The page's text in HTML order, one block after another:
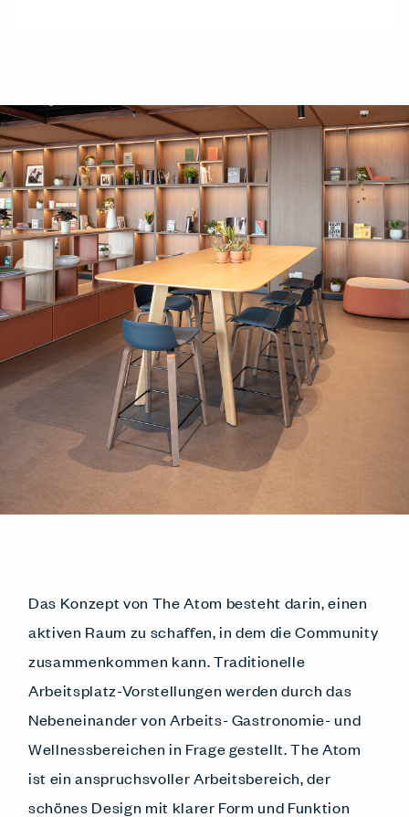
Das Konzept von The Atom besteht darin, einen
aktiven Raum zu schaffen, in dem die Community
zusammenkommen kann. Traditionelle
Arbeitsplatz-Vorstellungen werden durch das
Nebeneinander von Arbeits- Gastronomie- und
Wellnessbereichen in Frage gestellt. The Atom
ist ein anspruchsvoller Arbeitsbereich, der
schönes Design mit klarer Form und Funktion